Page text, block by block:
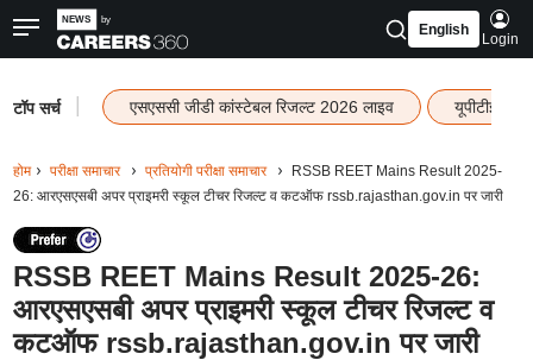
English
Login
टॉप सर्च एसएससी जीडी कांस्टेबल रिजल्ट 2026 लाइव यूपीटीईटी
होम परीक्षा समाचार प्रतियोगी परीक्षा समाचार
RSSB REET Mains Result 2025-
26: आरएसएसबी अपर प्राइमरी स्कूल टीचर रिजल्ट व कटऑफ rssb.rajasthan.gov.in पर जारी
RSSB REET Mains Result 2025-26:
आरएसएसबी अपर प्राइमरी स्कूल टीचर रिजल्ट व
कटऑफ rssb.rajasthan.gov.in पर जारी